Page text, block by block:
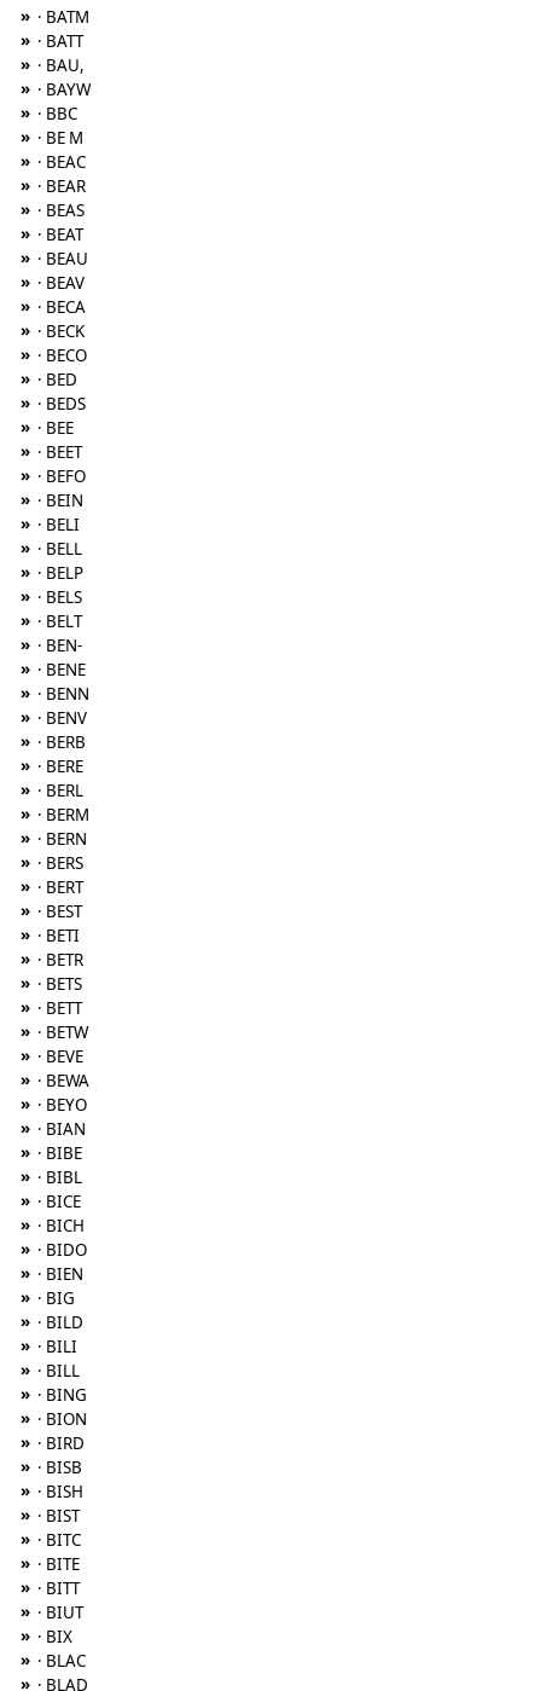
» · BATM
» · BATT
» · BAU,
» · BAYW
» · BBC
» · BE M
» · BEAC
» · BEAR
» · BEAS
» · BEAT
» · BEAU
» · BEAV
» · BECA
» · BECK
» · BECO
» · BED
» · BEDS
» · BEE
» · BEET
» · BEFO
» · BEIN
» · BELI
» · BELL
» · BELP
» · BELS
» · BELT
» · BEN-
» · BENE
» · BENN
» · BENV
» · BERB
» · BERE
» · BERL
» · BERM
» · BERN
» · BERS
» · BERT
» · BEST
» · BETI
» · BETR
» · BETS
» · BETT
» · BETW
» · BEVE
» · BEWA
» · BEYO
» · BIAN
» · BIBE
» · BIBL
» · BICE
» · BICH
» · BIDO
» · BIEN
» · BIG
» · BILD
» · BILI
» · BILL
» · BING
» · BION
» · BIRD
» · BISB
» · BISH
» · BIST
» · BITC
» · BITE
» · BITT
» · BIUT
» · BIX
» · BLAC
» · BLAD